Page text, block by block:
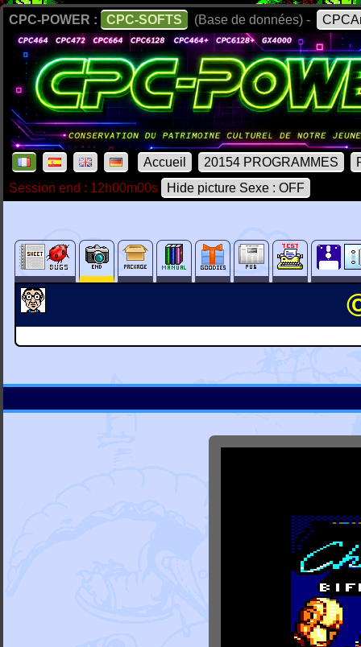
CPC-POWER : CPC-SOFTS (Base de données) -
Accueil 20154 PROGRAMMES
Session end : 12h00m00s
Hide picture Sexe : OFF